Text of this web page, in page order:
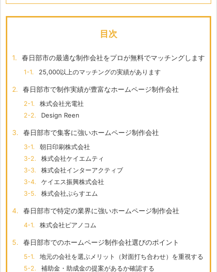
目次
1. 春日部市の最適な制作会社をプロが無料でマッチングします
1-1. 25,000以上のマッチングの実績があります
2. 春日部市で制作実績が豊富なホームページ制作会社
2-1.
株式会社光電社
2-2.
Design Reen
3. 春日部市で集客に強いホームページ制作会社
3-1.
朝日印刷株式会社
3-2.
株式会社ケイエムティ
3-3.
株式会社インターアクティブ
3-4.
ケイエス振興株式会社
3-5.
株式会社ぷらすエム
4. 春日部市で特定の業界に強いホームページ制作会社
4-1. 株式会社ピアノコム
5. 春日部市でのホームページ制作会社選びのポイント
5-1.
地元の会社を選ぶメリット（対面打ち合わせ）を重視する
5-2.
補助金・助成金の提案があるか確認する